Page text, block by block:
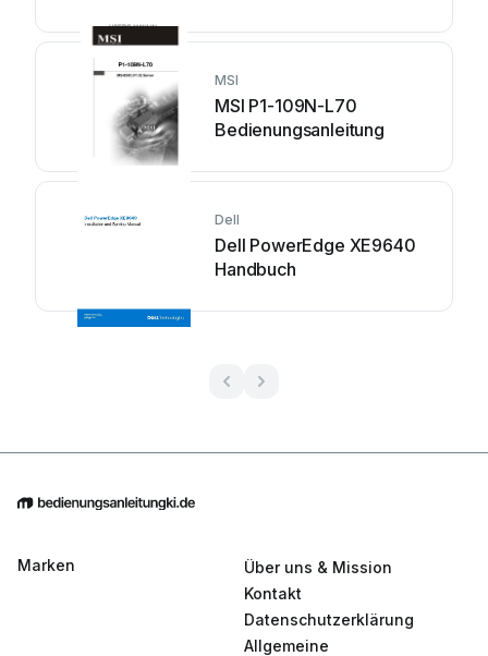
MSI
MSI P1-109N-L70
Bedienungsanleitung
Dell
Dell PowerEdge XE9640
Handbuch
Marken
Über uns & Mission
Kontakt
Datenschutzerklärung
Allgemeine